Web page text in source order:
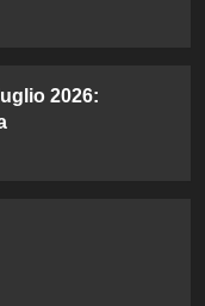
2026: